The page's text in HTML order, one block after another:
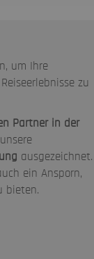
um Ihre
zu
Partner in der
ausgezeichnet.
ein Ansporn,
bieten.